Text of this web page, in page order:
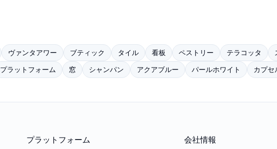
ヴァンタアワー ブティック タイル 看板 ペストリー テラコッタ
プラットフォーム 窓 シャンパン アクアブルー パールホワイト カプセ
プラットフォーム 会社情報